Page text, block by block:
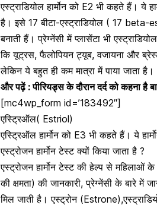
एस्ट्राडियोल हार्मोनको E2 भी कहते हैं। ये
है। इसे 17 बीटा-एस्ट्राडियोल ( 17
बनाती हैं।प्रेग्नेंसी में प्लासेंटा भी
कि यूट्रस,फैलोपियन ट्यूब,वजायना और
लेकिन ये बहुत ही कम मात्रा में पाया जाता है।
और पढ़ें :पीरियड्स के दौरान दर्द को कहना है
[mc4wp_form id=’183492″]
एस्ट्रिऑल( Estriol)
एस्ट्रिऑल हार्मोन को E3 भी कहते हैं। ये
एस्ट्रोजन हार्मोन टेस्ट क्यों किया जाता है ?
एस्ट्रोजन हार्मोन टेस्ट की हेल्प से महिलाओं
की क्षमता) की जानकारी, प्रेग्नेंसी के बारे में
मिल जाती है। एस्ट्रोन